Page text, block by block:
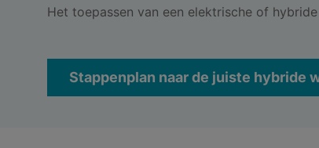
Het toepassen van een elektrische of
Stappenplan naar de juiste hybride